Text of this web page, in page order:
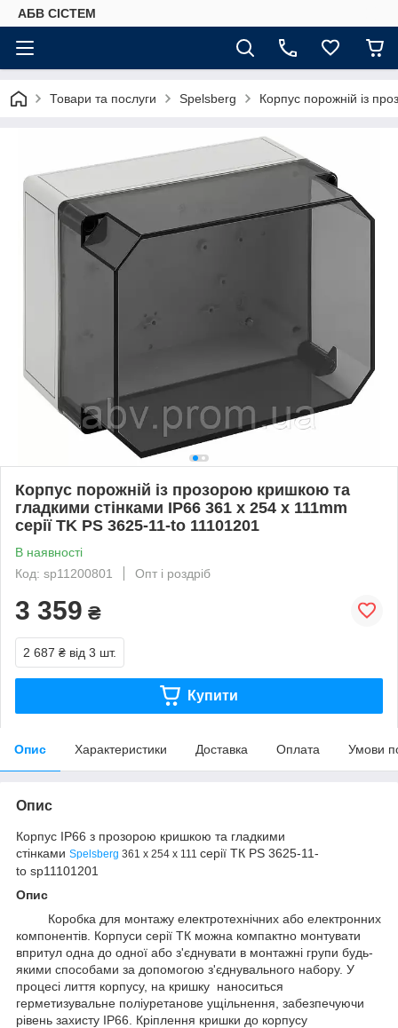
АБВ СІСТЕМ
Товари та послуги Spelsberg Корпус порожній із
Корпус порожній із прозорою кришкою та
гладкими стінками IP66 361 x 254 x 111mm
серії TK PS 3625-11-to 11101201
В наявності
Код: sp11200801
Опт і роздріб
3 359 ₴
2 687 ₴ від 3 шт.
Купити
Опис Характеристики Доставка Оплата Умови
Опис
Корпус IP66 з прозорою кришкою та гладкими
стінками Spelsberg 361 x 254 x 111 серії ТК PS 3625-11-
to sp11101201
Опис
Коробка для монтажу електротехнічних або електронних
компонентів. Корпуси серії ТК можна компактно монтувати
впритул одна до одної або з'єднувати в монтажні групи будь-
якими способами за допомогою з'єднувального набору. У
процесі лиття корпусу, на кришку наноситься
герметизувальне поліуретанове ущільнення, забезпечуючи
рівень захисту ІР66. Кріплення кришки до корпусу